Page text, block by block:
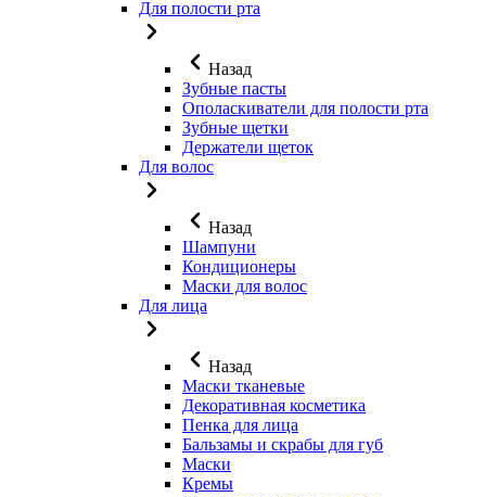
Для полости рта
Назад
Зубные пасты
Ополаскиватели для полости рта
Зубные щетки
Держатели щеток
Для волос
Назад
Шампуни
Кондиционеры
Маски для волос
Для лица
Назад
Маски тканевые
Декоративная косметика
Пенка для лица
Бальзамы и скрабы для губ
Маски
Кремы